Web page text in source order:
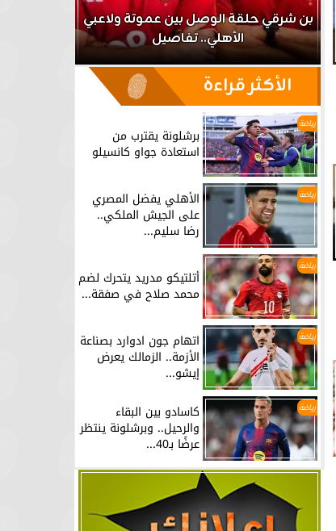
بن شرقي حلقة الوصل بين عموتة ولاعبي
الأهلي.. تفاصيل
الأكثر قراءة
رياضة
برشلونة يقترب من
استعادة جواو كانسيلو
رياضة الأهلي يفضل المصري
على الجيش الملكي..
رضا سليم...
رياضة
أتلتيكو مدريد يتحرك لضم
محمد صلاح في صفقة...
رياضة اتهام جون ادوارد بصناعة
الأزمة.. الزمالك يعرض
إيشو...
رياضة كاسادو بين البقاء
والرحيل.. وبرشلونة ينتظر
عرضًا بـ40...